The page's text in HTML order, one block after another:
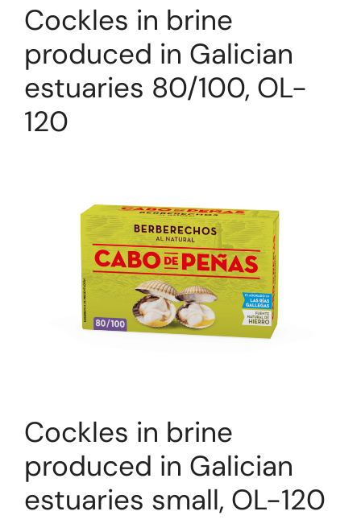
Cockles in brine
produced in Galician
estuaries 80/100, OL-
120
Cockles in brine
produced in Galician
estuaries small, OL-120